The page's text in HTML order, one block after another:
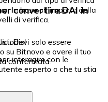
In base all'importo della
di verifica.
convertire DAI in
Devi solo essere
su Bitnovo e avere il tuo
confermata.
interagire con le
esperto o che tu stia